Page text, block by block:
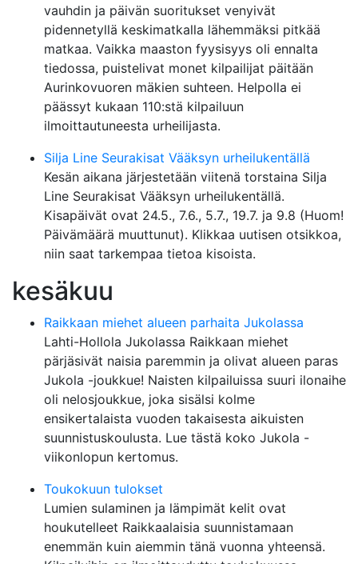
vauhdin ja päivän suoritukset venyivät
pidennetyllä keskimatkalla lähemmäksi pitkää
matkaa. Vaikka maaston fyysisyys oli ennalta
tiedossa, puistelivat monet kilpailijat päitään
Aurinkovuoren mäkien suhteen. Helpolla ei
päässyt kukaan 110:stä kilpailuun
ilmoittautuneesta urheilijasta.
Silja Line Seurakisat Vääksyn urheilukentällä
Kesän aikana järjestetään viitenä torstaina Silja
Line Seurakisat Vääksyn urheilukentällä.
Kisapäivät ovat 24.5., 7.6., 5.7., 19.7. ja 9.8 (Huom!
Päivämäärä muuttunut). Klikkaa uutisen otsikkoa,
niin saat tarkempaa tietoa kisoista.
kesäkuu
Raikkaan miehet alueen parhaita Jukolassa
Lahti-Hollola Jukolassa Raikkaan miehet
pärjäsivät naisia paremmin ja olivat alueen paras
Jukola -joukkue! Naisten kilpailuissa suuri ilonaihe
oli nelosjoukkue, joka sisälsi kolme
ensikertalaista vuoden takaisesta aikuisten
suunnistuskoulusta. Lue tästä koko Jukola -
viikonlopun kertomus.
Toukokuun tulokset
Lumien sulaminen ja lämpimät kelit ovat
houkutelleet Raikkaalaisia suunnistamaan
enemmän kuin aiemmin tänä vuonna yhteensä.